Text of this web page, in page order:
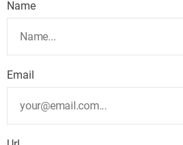
Name
Email